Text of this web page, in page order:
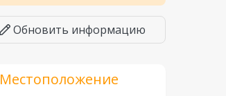
Обновить информацию
Местоположение